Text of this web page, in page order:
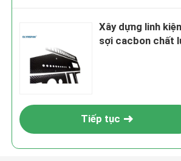
Xây dựng linh
sợi cacbon chất
Tiếp tục